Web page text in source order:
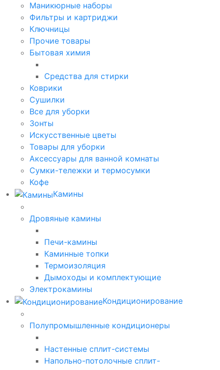
Маникюрные наборы
Фильтры и картриджи
Ключницы
Прочие товары
Бытовая химия
Средства для стирки
Коврики
Сушилки
Все для уборки
Зонты
Искусственные цветы
Товары для уборки
Аксессуары для ванной комнаты
Сумки-тележки и термосумки
Кофе
Камины
Дровяные камины
Печи-камины
Каминные топки
Термоизоляция
Дымоходы и комплектующие
Электрокамины
Кондиционирование
Полупромышленные кондиционеры
Настенные сплит-системы
Напольно-потолочные сплит-